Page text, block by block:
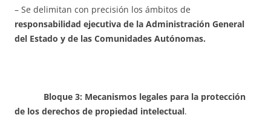
– Se delimitan con precisión los ámbitos de
responsabilidad ejecutiva de la Administración General
del Estado y de las Comunidades Autónomas.
Bloque 3: Mecanismos legales para la protección
de los derechos de propiedad intelectual.